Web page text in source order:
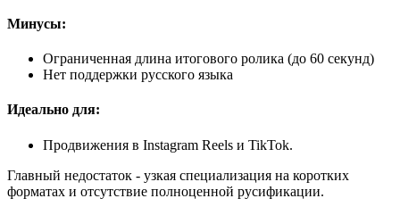
Минусы:
Ограниченная длина итогового ролика (до 60 секунд)
Нет поддержки русского языка
Идеально для:
Продвижения в Instagram Reels и TikTok.
Главный недостаток - узкая специализация на коротких
форматах и отсутствие полноценной русификации.